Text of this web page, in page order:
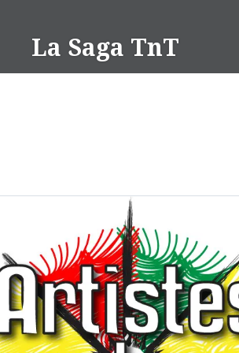
contenuLa Saga TnT